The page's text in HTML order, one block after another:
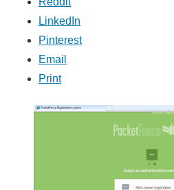
LinkedIn
Pinterest
Email
Print